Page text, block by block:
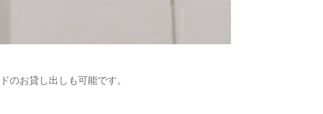
のお貸し出しも可能です。